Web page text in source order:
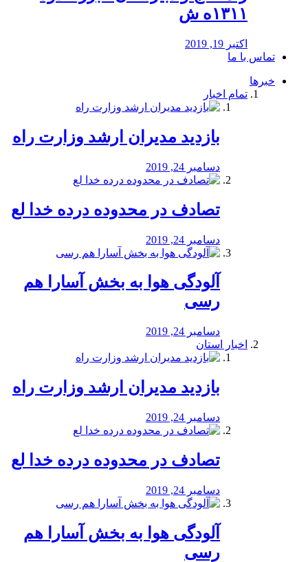
۱۳۱۱ه ش
اکتبر 19, 2019
تماس با ما
خبرها
تمام اخبار
بازدید مدیران ارشد وزارت راه
دسامبر 24, 2019
تصادف در محدوده درده خدا لع
دسامبر 24, 2019
آلودگی هوا به بخش آسارا هم
رسی
دسامبر 24, 2019
اخبار استان
بازدید مدیران ارشد وزارت راه
دسامبر 24, 2019
تصادف در محدوده درده خدا لع
دسامبر 24, 2019
آلودگی هوا به بخش آسارا هم
رسی